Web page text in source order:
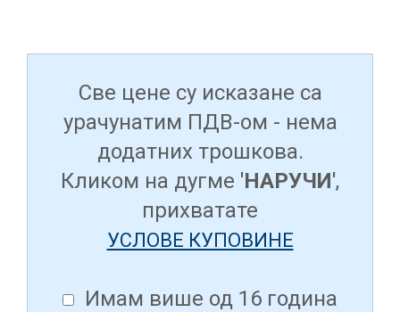
Све цене су исказане са
урачунатим ПДВ-ом - нема
додатних трошкова.
Кликом на дугме 'НАРУЧИ',
прихватате
УСЛОВЕ КУПОВИНЕ
Имам више од 16 година